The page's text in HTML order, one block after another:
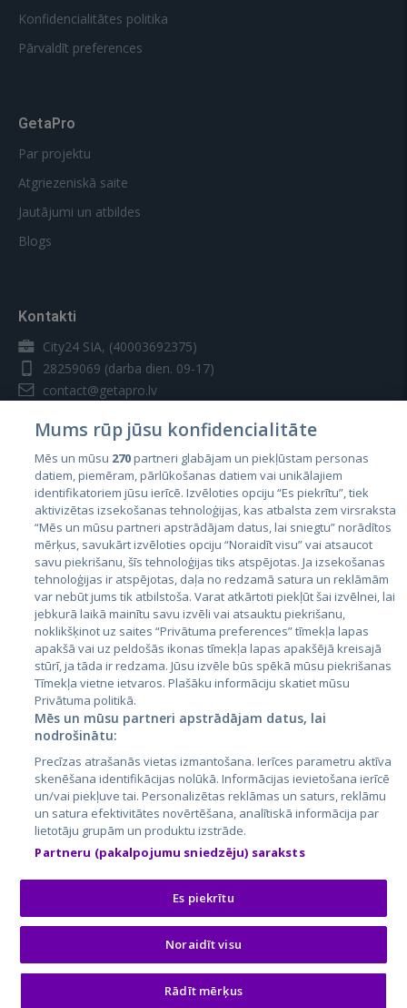
Konfidencialitātes politika
Pārvaldīt preferences
GetaPro
Par projektu
Atgriezeniskā saite
Jautājumi un atbildes
Blogs
Kontakti
City24 SIA, (40003692375)
28259069 (darba dien. 09-17)
contact@getapro.lv
Valstis
Igaunija
Latvija
Lietuva
City24.lv
City24.ee
GetaPro.lv
GetaPro.ee
Skelbiu.lt
Autoplius.lt
Aruodas.lt
CVbankas.lt
Kainos.lt
Paslaugos.lt
auto24.ee
Osta.ee
KuldneBörs.ee
© 2026 GetaPro. Visas tiesības aizsargātas.
Mums rūp jūsu konfidencialitāte
Mēs un mūsu 270partneri glabājam un piekļūstam personas
datiem, piemēram, pārlūkošanas datiem vai unikālajiem
identifikatoriem jūsu ierīcē. Izvēloties opciju “Es piekrītu”, tiek
aktivizētas izsekošanas tehnoloģijas, kas atbalsta zem virsraksta
“Mēs un mūsu partneri apstrādājam datus, lai sniegtu” norādītos
mērķus, savukārt izvēloties opciju “Noraidīt visu” vai atsaucot
savu piekrišanu, šīs tehnoloģijas tiks atspējotas. Ja izsekošanas
tehnoloģijas ir atspējotas, daļa no redzamā satura un reklāmām
var nebūt jums tik atbilstoša. Varat atkārtoti piekļūt šai izvēlnei, lai
jebkurā laikā mainītu savu izvēli vai atsauktu piekrišanu,
noklikšķinot uz saites “Privātuma preferences” tīmekļa lapas
apakšā vai uz peldošās ikonas tīmekļa lapas apakšējā kreisajā
stūrī, ja tāda ir redzama. Jūsu izvēle būs spēkā mūsu piekrišanas
Tīmekļa vietne ietvaros. Plašāku informāciju skatiet mūsu
Privātuma politikā.
Mēs un mūsu partneri apstrādājam datus, lai
nodrošinātu:
Precīzas atrašanās vietas izmantošana. Ierīces parametru aktīva
skenēšana identifikācijas nolūkā. Informācijas ievietošana ierīcē
un/vai piekļuve tai. Personalizētas reklāmas un saturs, reklāmu
un satura efektivitātes novērtēšana, analītiskā informācija par
lietotāju grupām un produktu izstrāde.
Partneru (pakalpojumu sniedzēju) saraksts
Es piekrītu
Noraidīt visu
Rādīt mērķus